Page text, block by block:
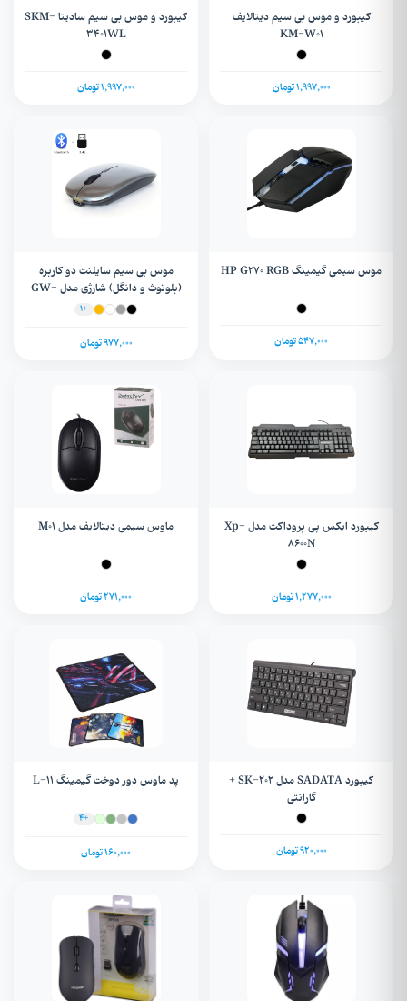
کیبورد و موس بی سیم دیتالایف
KM-W01
1,997,000 تومان
کیبورد و موس بی سیم سادیتا SKM-
3401WL
1,997,000 تومان
موس سیمی گیمینگ HP G270 RGB
547,000 تومان
موس بی سیم سایلنت دو کاربره
(بلوتوث و دانگل) شارژی مدل GW-
680 IP1600DPI + چراغ RGB
+1
977,000 تومان
کیبورد ایکس پی پروداکت مدل Xp-
8600N
1,277,000 تومان
ماوس سیمی دیتالایف مدل M01
271,000 تومان
کیبورد SADATA مدل SK-202 +
گارانتی
920,000 تومان
پد ماوس دور دوخت گیمینگ L-11
+4
160,000 تومان